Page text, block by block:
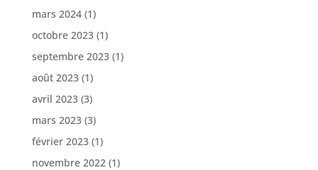
mars 2024(1)
octobre 2023(1)
septembre 2023(1)
août 2023(1)
avril 2023(3)
mars 2023(3)
février 2023(1)
novembre 2022 (1)